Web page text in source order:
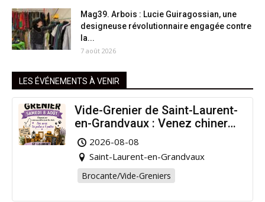
Mag39. Arbois : Lucie Guiragossian, une
designeuse révolutionnaire engagée contre
la...
7 août 2026
LES ÉVÉNEMENTS À VENIR
Vide-Grenier de Saint-Laurent-
en-Grandvaux : Venez chiner
pour la bonne cause !
2026-08-08
Saint-Laurent-en-Grandvaux
Brocante/Vide-Greniers